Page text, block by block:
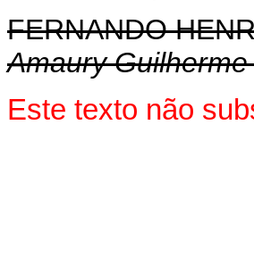
FERNANDO
Amaury
Este texto não